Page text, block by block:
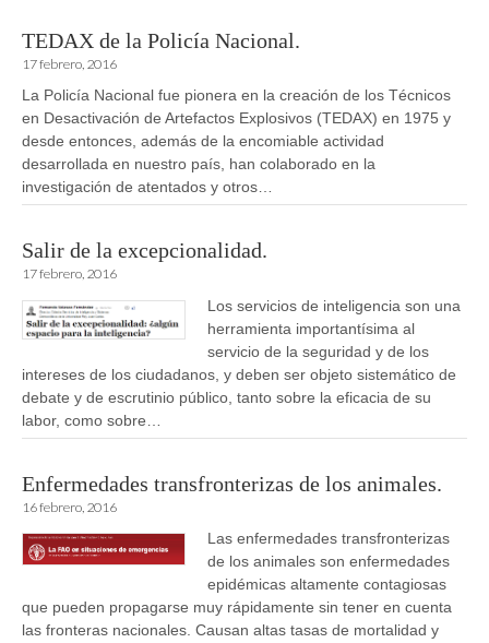
TEDAX de la Policía Nacional.
17 febrero, 2016
La Policía Nacional fue pionera en la creación de los Técnicos
en Desactivación de Artefactos Explosivos (TEDAX) en 1975 y
desde entonces, además de la encomiable actividad
desarrollada en nuestro país, han colaborado en la
investigación de atentados y otros…
Salir de la excepcionalidad.
17 febrero, 2016
Los servicios de inteligencia son una
herramienta importantísima al
servicio de la seguridad y de los
intereses de los ciudadanos, y deben ser objeto sistemático de
debate y de escrutinio público, tanto sobre la eficacia de su
labor, como sobre…
Enfermedades transfronterizas de los animales.
16 febrero, 2016
Las enfermedades transfronterizas
de los animales son enfermedades
epidémicas altamente contagiosas
que pueden propagarse muy rápidamente sin tener en cuenta
las fronteras nacionales. Causan altas tasas de mortalidad y